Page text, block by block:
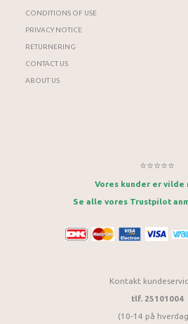
CONDITIONS OF USE
PRIVACY NOTICE
RETURNERING
CONTACT US
ABOUT US
⭐⭐⭐⭐⭐
Vores kunder er vilde
Se alle vores Trustpilot
Kontakt
tlf. 25101004
(10-14 på